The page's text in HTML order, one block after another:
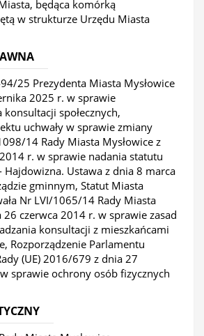
będąca komórką
w strukturze Urzędu Miasta
25 Prezydenta Miasta Mysłowice
2025 r. w sprawie
społecznych,
uchwały w sprawie zmiany
14 Rady Miasta Mysłowice z
r. w sprawie nadania statutu
Hajdowizna. Ustawa z dnia 8 marca
gminnym, Statut Miasta
Nr LVI/1065/14 Rady Miasta
26 czerwca 2014 r. w sprawie zasad
konsultacji z mieszkańcami
Rozporządzenie Parlamentu
(UE) 2016/679 z dnia 27
sprawie ochrony osób fizycznych